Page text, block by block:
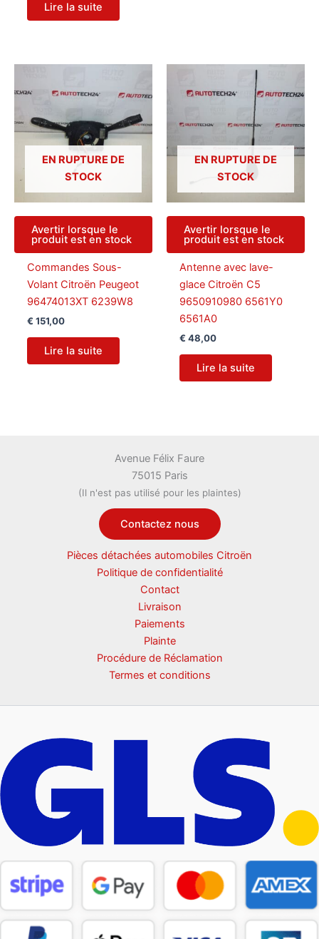
Lire la suite
EN RUPTURE DE
STOCK
Avertir lorsque le
produit est en stock
Commandes Sous-
Volant Citroën Peugeot
96474013XT 6239W8
€ 151,00
Lire la suite
EN RUPTURE DE
STOCK
Avertir lorsque le
produit est en stock
Antenne avec lave-
glace Citroën C5
9650910980 6561Y0
6561A0
€ 48,00
Lire la suite
Avenue Félix Faure
75015 Paris
(Il n'est pas utilisé pour les plaintes)
Contactez nous
Pièces détachées automobiles Citroën
Politique de confidentialité
Contact
Livraison
Paiements
Plainte
Procédure de Réclamation
Termes et conditions